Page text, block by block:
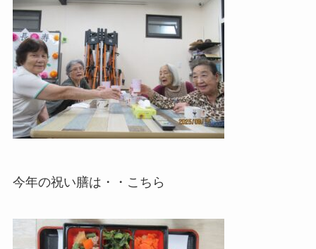
今年の祝い膳は・・こちら